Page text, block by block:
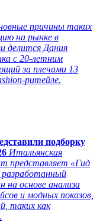
причины таких
на рынке в
делится Дания
с 20-летним
за плечами 13
ритейле.
подборку
Итальянская
представляет «Гид
разработанный
на основе анализа
и модных показов,
таких как